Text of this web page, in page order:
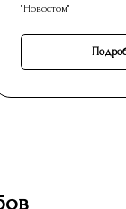
"Новостом"